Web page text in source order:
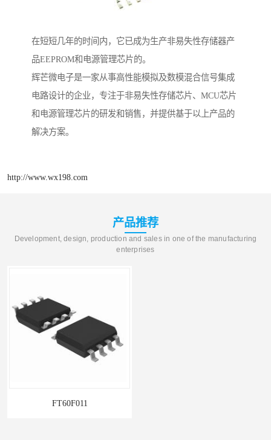
在短短几年的时间内，它已成为生产非易失性存储器产
品EEPROM和电源管理芯片的。
辉芒微电子是一家从事高性能模拟及数模混合信号集成
电路设计的企业，专注于非易失性存储芯片、MCU芯片
和电源管理芯片的研发和销售，并提供基于以上产品的
解决方案。
http://www.wx198.com
产品推荐
Development, design, production and sales in one of the manufacturing
enterprises
FT60F011